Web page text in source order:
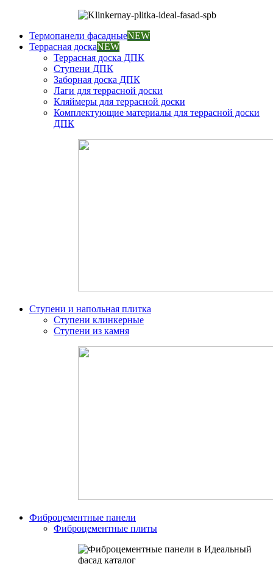
Термопанели фасадныеNEW
Террасная доскаNEW
Террасная доска ДПК
Ступени ДПК
Заборная доска ДПК
Лаги для террасной доски
Кляймеры для террасной доски
Комплектующие материалы для террасной доски
ДПК
Ступени и напольная плитка
Ступени клинкерные
Ступени из камня
Фиброцементные панели
Фиброцементные плиты